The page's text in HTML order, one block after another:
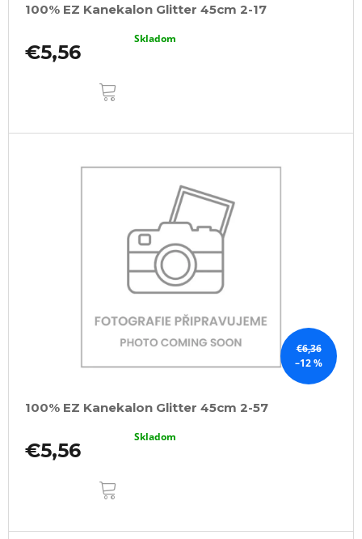
100% EZ Kanekalon Glitter 45cm 2-17
€5,56
Skladom
€6,36
–12 %
100% EZ Kanekalon Glitter 45cm 2-57
€5,56
Skladom